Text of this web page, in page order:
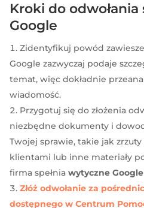
Kroki do
Google
Zidentyfikuj powód
Google zazwyczaj podaje
temat, więc dokładnie
wiadomość.
Przygotuj się do złożenia
niezbędne dokumenty i
Twojej sprawie, takie jak
klientami lub inne materiały
firma spełniawytyczne
Złóż odwołanie za
dostępnego w Centrum